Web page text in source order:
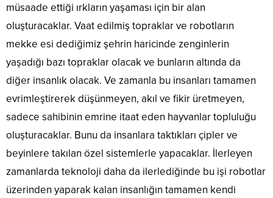
müsaade ettiği ırkların yaşaması için bir alan
oluşturacaklar. Vaat edilmiş topraklar ve robotların
mekke esi dediğimiz şehrin haricinde zenginlerin
yaşadığı bazı topraklar olacak ve bunların altında da
diğer insanlık olacak. Ve zamanla bu insanları tamamen
evrimleştirerek düşünmeyen, akıl ve fikir üretmeyen,
sadece sahibinin emrine itaat eden hayvanlar topluluğu
oluşturacaklar. Bunu da insanlara taktıkları çipler ve
beyinlere takılan özel sistemlerle yapacaklar. İlerleyen
zamanlarda teknoloji daha da ilerlediğinde bu işi robotlar
üzerinden yaparak kalan insanlığın tamamen kendi